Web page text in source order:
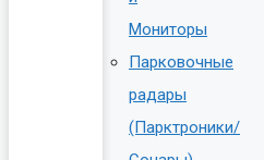
Мониторы
Парковочные
радары
(Парктроники/